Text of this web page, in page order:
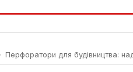
Перфоратори для будівництва: